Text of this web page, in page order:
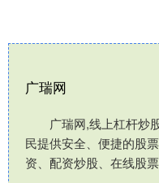
广瑞网
广瑞网,线上杠杆炒
民提供安全、便捷的股
资、配资炒股、在线股票